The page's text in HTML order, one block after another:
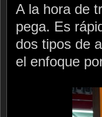
A la hora de
pega. Es
dos tipos de
el enfoque